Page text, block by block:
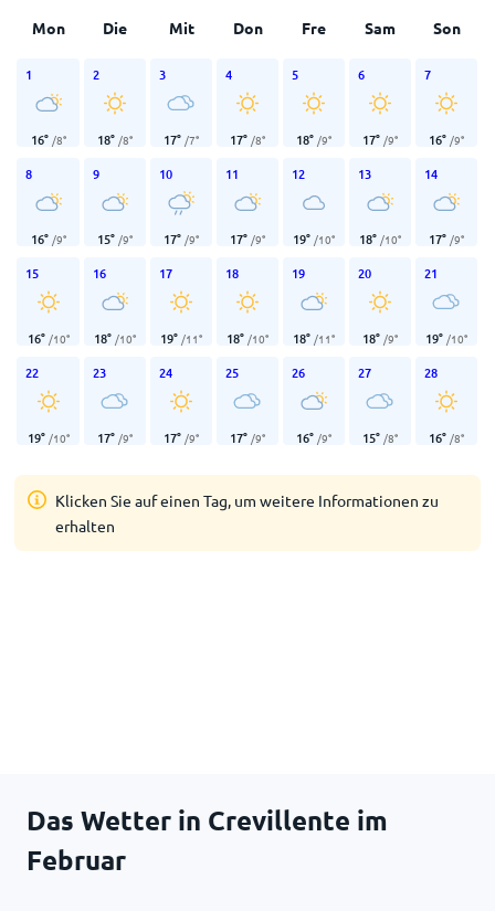
Mon Die Mit Don Fre Sam Son
1
16° /8°
2
18° /8°
3
17° /7°
4
17° /8°
5
18° /9°
6
17° /9°
7
16° /9°
8
16° /9°
9
15° /9°
10
17° /9°
11
17° /9°
12
19° /10°
13
18° /10°
14
17° /9°
15
16° /10°
16
18° /10°
17
19° /11°
18
18° /10°
19
18° /11°
20
18° /9°
21
19° /10°
22
19° /10°
23
17° /9°
24
17° /9°
25
17° /9°
26
16° /9°
27
15° /8°
28
16° /8°
Klicken Sie auf einen Tag, um weitere Informationen zu
erhalten
Das Wetter in Crevillente im
Februar